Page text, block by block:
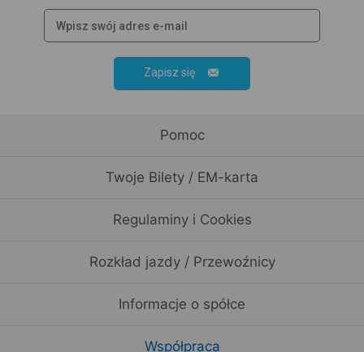
Zapisz się
Pomoc
Twoje Bilety / EM-karta
Regulaminy i Cookies
Rozkład jazdy / Przewoźnicy
Informacje o spółce
Współpraca